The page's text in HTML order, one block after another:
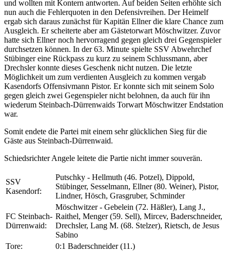
und wollten mit Kontern antworten. Auf beiden Seiten erhöhte sich
nun auch die Fehlerquoten in den Defensivreihen. Der Heimelf
ergab sich daraus zunächst für Kapitän Ellner die klare Chance zum
Ausgleich. Er scheiterte aber am Gästetorwart Möschwitzer. Zuvor
hatte sich Ellner noch hervorragend gegen gleich drei Gegenspieler
durchsetzen können. In der 63. Minute spielte SSV Abwehrchef
Stübinger eine Rückpass zu kurz zu seinem Schlussmann, aber
Drechsler konnte dieses Geschenk nicht nutzen. Die letzte
Möglichkeit um zum verdienten Ausgleich zu kommen vergab
Kasendorfs Offensivmann Pistor. Er konnte sich mit seinem Solo
gegen gleich zwei Gegenspieler nicht belohnen, da auch für ihn
wiederum Steinbach-Dürrenwaids Torwart Möschwitzer Endstation
war.
Somit endete die Partei mit einem sehr glücklichen Sieg für die
Gäste aus Steinbach-Dürrenwaid.
Schiedsrichter Angele leitete die Partie nicht immer souverän.
SSV
Kasendorf:
Putschky - Hellmuth (46. Potzel), Dippold,
Stübinger, Sesselmann, Ellner (80. Weiner), Pistor,
Lindner, Hösch, Grasgruber, Schminder
FC Steinbach-
Dürrenwaid:
Möschwitzer - Gebelein (72. Häßler), Lang J.,
Raithel, Menger (59. Sell), Mircev, Baderschneider,
Drechsler, Lang M. (68. Stelzer), Rietsch, de Jesus
Sabino
Tore:
0:1 Baderschneider (11.)